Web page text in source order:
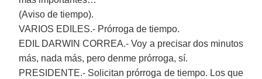
(Aviso de tiempo).
VARIOS EDILES.- Prórroga de tiempo.
EDIL DARWIN CORREA.- Voy a precisar dos minutos
más, nada más, pero denme prórroga, sí.
PRESIDENTE.- Solicitan prórroga de tiempo. Los que